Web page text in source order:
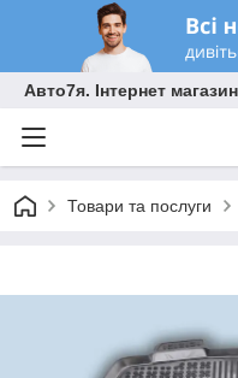
Авто7я. Інтернет
Товари та послуги